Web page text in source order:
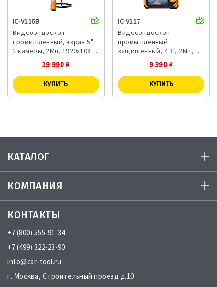
IC-V116B
Видеоэндоскоп
промышленный, экран 5",
2 камеры, 2Мп, 1920х108…
19 990 ₽
IC-V117
Видеоэндоскоп
промышленный
защищенный, 4.3", 2Мп, …
9 390 ₽
КАТАЛОГ
КОМПАНИЯ
КОНТАКТЫ
+7 (800) 555-91-34
+7 (499) 322-23-90
info@car-tool.ru
г. Москва, Строительный проезд д.10